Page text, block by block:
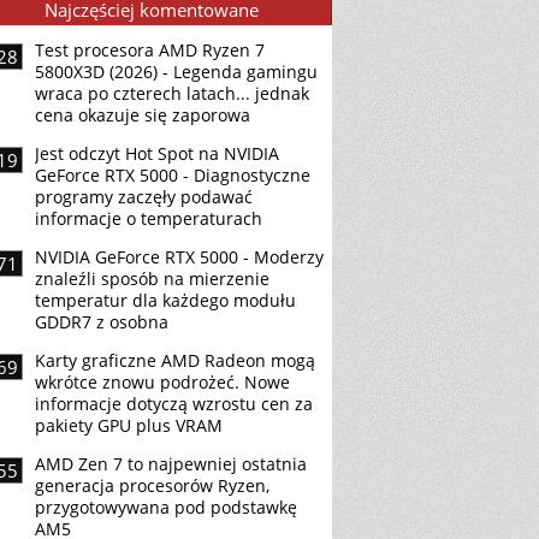
Najczęściej komentowane
Test procesora AMD Ryzen 7
5800X3D (2026) - Legenda gamingu
wraca po czterech latach... jednak
cena okazuje się zaporowa
Jest odczyt Hot Spot na NVIDIA
GeForce RTX 5000 - Diagnostyczne
programy zaczęły podawać
informacje o temperaturach
NVIDIA GeForce RTX 5000 - Moderzy
znaleźli sposób na mierzenie
temperatur dla każdego modułu
GDDR7 z osobna
Karty graficzne AMD Radeon mogą
wkrótce znowu podrożeć. Nowe
informacje dotyczą wzrostu cen za
pakiety GPU plus VRAM
AMD Zen 7 to najpewniej ostatnia
generacja procesorów Ryzen,
przygotowywana pod podstawkę
AM5